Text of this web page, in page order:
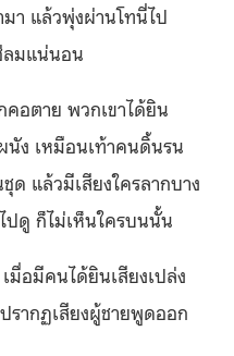
า แล้วพุ่งผ่านโทนี่ไป
ลมแน่นอน
อตาย พวกเขาได้ยิน
นัง เหมือนเท้าคนดิ้นรน
ด แล้วมีเสียงใครลากบาง
ดู ก็ไม่เห็นใครบนนั้น
มื่อมีคนได้ยินเสียงเปล่ง
รากฏเสียงผู้ชายพูดออก